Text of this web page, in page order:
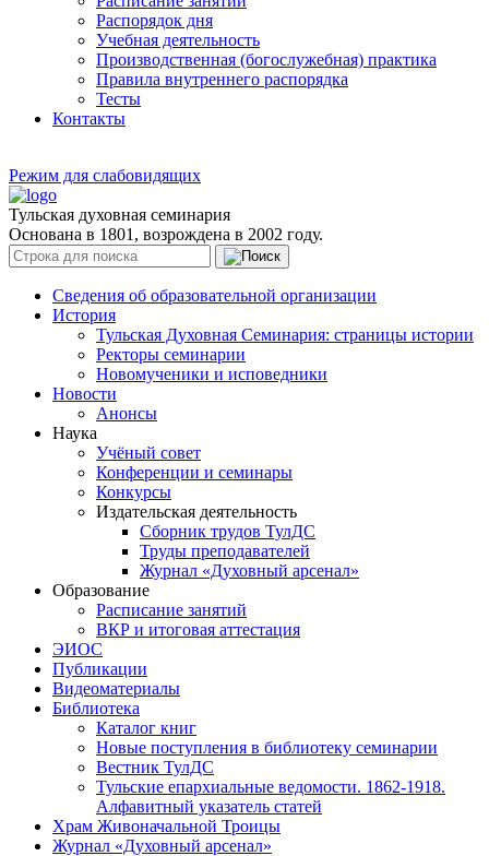
Распорядок дня
Учебная деятельность
Производственная (богослужебная) практика
Правила внутреннего распорядка
Тесты
Контакты
Режим для слабовидящих
Тульская духовная семинария
Основана в 1801, возрождена в 2002 году.
Сведения об образовательной организации
История
Тульская Духовная Семинария: страницы истории
Ректоры семинарии
Новомученики и исповедники
Новости
Анонсы
Наука
Учёный совет
Конференции и семинары
Конкурсы
Издательская деятельность
Сборник трудов ТулДС
Труды преподавателей
Журнал «Духовный арсенал»
Образование
Расписание занятий
ВКР и итоговая аттестация
ЭИОС
Публикации
Видеоматериалы
Библиотека
Каталог книг
Новые поступления в библиотеку семинарии
Вестник ТулДС
Тульские епархиальные ведомости. 1862-1918.
Алфавитный указатель статей
Храм Живоначальной Троицы
Журнал «Духовный арсенал»